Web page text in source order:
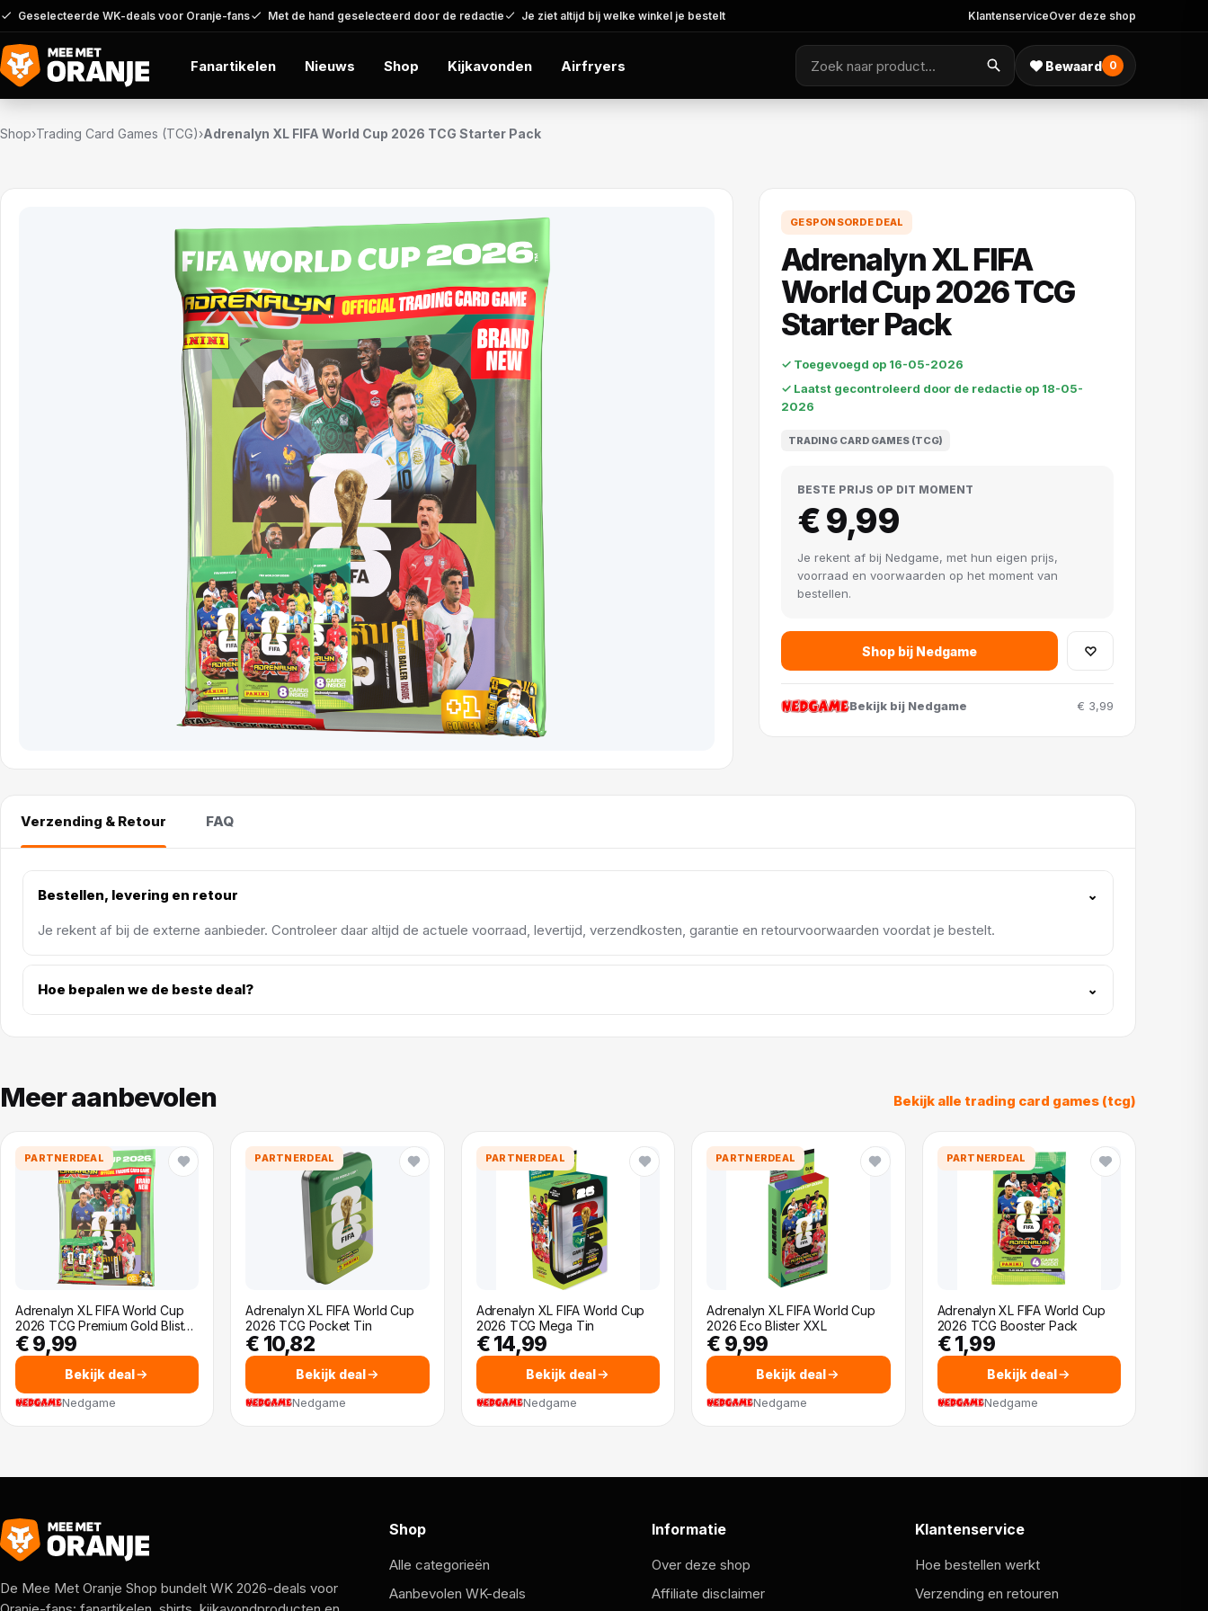
Geselecteerde WK-deals voor Oranje-fans Met de hand geselecteerd door de redactie Je ziet altijd bij welke winkel je bestelt KlantenserviceOver deze shop
Fanartikelen Nieuws Shop Kijkavonden Airfryers Bewaard 0
Shop›Trading Card Games (TCG)›Adrenalyn XL FIFA World Cup 2026 TCG Starter Pack
GESPONSORDE DEAL
Adrenalyn XL FIFA
World Cup 2026 TCG
Starter Pack
✓ Toegevoegd op 16-05-2026
✓ Laatst gecontroleerd door de redactie op 18-05-
2026
TRADING CARD GAMES (TCG)
BESTE PRIJS OP DIT MOMENT
€ 9,99
Je rekent af bij Nedgame, met hun eigen prijs,
voorraad en voorwaarden op het moment van
bestellen.
Shop bij Nedgame ♡
Bekijk bij Nedgame € 3,99
Verzending & Retour FAQ
Bestellen, levering en retour ⌄
Je rekent af bij de externe aanbieder. Controleer daar altijd de actuele voorraad, levertijd, verzendkosten, garantie en retourvoorwaarden voordat je bestelt.
Hoe bepalen we de beste deal? ⌄
Meer aanbevolen Bekijk alle trading card games (tcg)
PARTNERDEAL
Adrenalyn XL FIFA World Cup
2026 TCG Premium Gold Blist…
€ 9,99
Bekijk deal
Nedgame
PARTNERDEAL
Adrenalyn XL FIFA World Cup
2026 TCG Pocket Tin
€ 10,82
Bekijk deal
Nedgame
PARTNERDEAL
Adrenalyn XL FIFA World Cup
2026 TCG Mega Tin
€ 14,99
Bekijk deal
Nedgame
PARTNERDEAL
Adrenalyn XL FIFA World Cup
2026 Eco Blister XXL
€ 9,99
Bekijk deal
Nedgame
PARTNERDEAL
Adrenalyn XL FIFA World Cup
2026 TCG Booster Pack
€ 1,99
Bekijk deal
Nedgame
De Mee Met Oranje Shop bundelt WK 2026-deals voor
Shop
Alle categorieën
Aanbevolen WK-deals
Informatie
Over deze shop
Affiliate disclaimer
Klantenservice
Hoe bestellen werkt
Verzending en retouren